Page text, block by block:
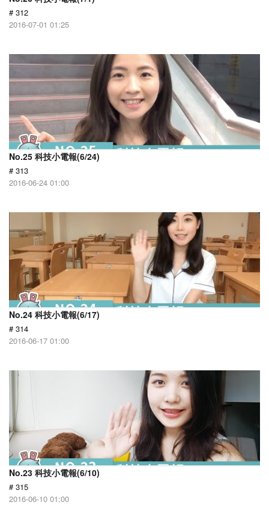
# 312
2016-07-01 01:25
No.25 科技小電報(6/24)
# 313
2016-06-24 01:00
No.24 科技小電報(6/17)
# 314
2016-06-17 01:00
No.23 科技小電報(6/10)
# 315
2016-06-10 01:00